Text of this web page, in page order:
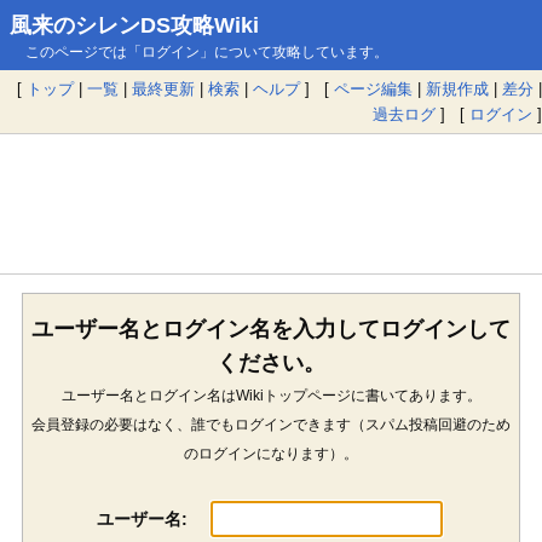
風来のシレンDS攻略Wiki
このページでは「ログイン」について攻略しています。
[ トップ| 一覧 | 最終更新 | 検索 | ヘルプ] [ ページ編集 | 新規作成 | 差分 |
過去ログ ] [ ログイン ]
ユーザー名とログイン名を入力してログインして
ください。
ユーザー名とログイン名はWikiトップページに書いてあります。
会員登録の必要はなく、誰でもログインできます（スパム投稿回避のため
のログインになります）。
ユーザー名: